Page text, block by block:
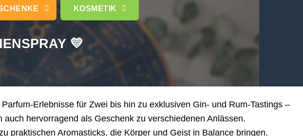
KOSMETIK
💛
Erlebnisse für Zwei bis hin zu exklusiven Gin- und Rum-Tastings –
hervorragend als Geschenk zu verschiedenen Anlässen.
praktischen Aromasticks, die Körper und Geist in Balance bringen.